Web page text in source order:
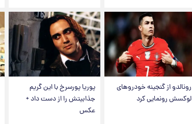
رونالدو از گنجینه خودروهای
لوکسش رونمایی کرد
پوریا پورسرخ با این گریم
جذابیتش را از دست داد +
عکس